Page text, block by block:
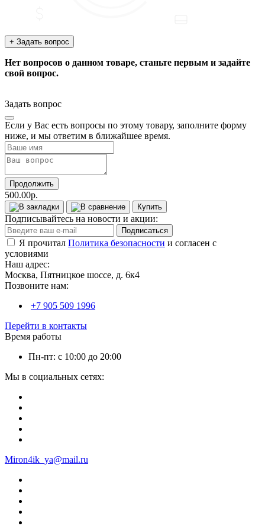
+ Задать вопрос
Нет вопросов о данном товаре, станьте первым и задайте
свой вопрос.
Задать вопрос
Если у Вас есть вопросы по этому товару, заполните форму
ниже, и мы ответим в ближайшее время.
Продолжить
500.00р.
Купить
Подписывайтесь на новости и акции:
Подписаться
Я прочитал Политика безопасности и согласен с
условиями
Наш адрес:
Москва, Пятницкое шоссе, д. 6к4
Позвоните нам:
+7 905 509 1996
Перейти в контакты
Время работы
Пн-пт: с 10:00 до 20:00
Мы в социальных сетях:
Miron4ik_ya@mail.ru